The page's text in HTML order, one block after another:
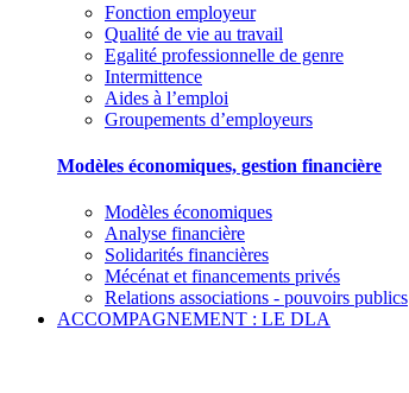
Fonction employeur
Qualité de vie au travail
Egalité professionnelle de genre
Intermittence
Aides à l’emploi
Groupements d’employeurs
Modèles économiques, gestion financière
Modèles économiques
Analyse financière
Solidarités financières
Mécénat et financements privés
Relations associations - pouvoirs publics
ACCOMPAGNEMENT : LE DLA